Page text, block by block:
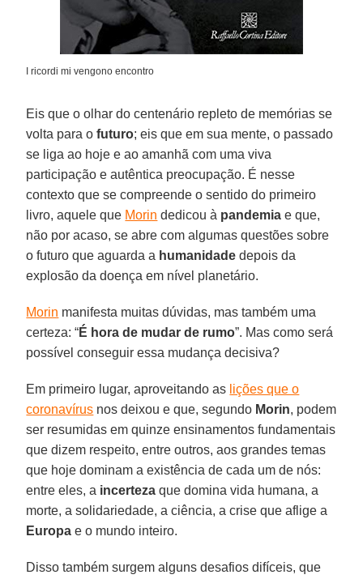
I ricordi mi vengono encontro
Eis que o olhar do centenário repleto de memórias se
volta para ofuturo; eis que em sua mente, o passado
se liga ao hoje e ao amanhã com uma viva
participação e autêntica preocupação. É nesse
contexto que se compreende o sentido do primeiro
livro, aquele que Morin dedicou à pandemia e que,
não por acaso, se abre com algumas questões sobre
o futuro que aguarda a humanidade depois da
explosão da doença em nível planetário.
Morin manifesta muitas dúvidas, mas também uma
certeza: “É hora de mudar de rumo”. Mas como será
possível conseguir essa mudança decisiva?
Em primeiro lugar, aproveitando as lições que o
coronavírus nos deixou e que, segundo Morin, podem
ser resumidas em quinze ensinamentos fundamentais
que dizem respeito, entre outros, aos grandes temas
que hoje dominam a existência de cada um de nós:
entre eles, a incerteza que domina vida humana, a
morte, a solidariedade, a ciência, a crise que aflige a
Europa e o mundo inteiro.
Disso também surgem alguns desafios difíceis, que